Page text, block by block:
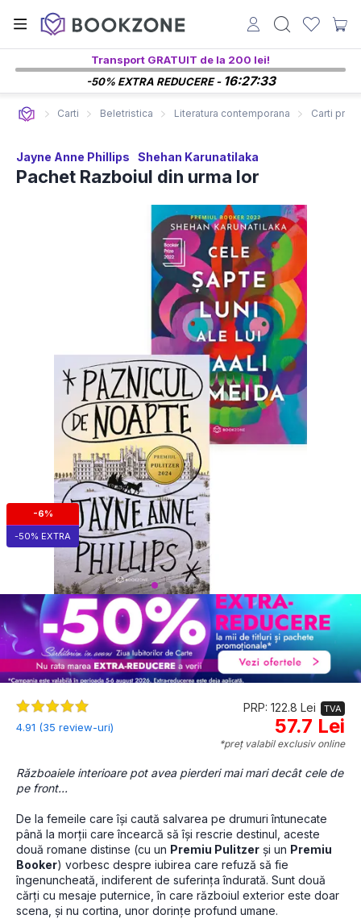
Transport GRATUIT de la 200 lei!
-50% EXTRA REDUCERE - 16:27:32
Carti Beletristica Literatura contemporana Carti
Jayne Anne Phillips Shehan Karunatilaka
Pachet Razboiul din urma lor
-6%
-50% EXTRA
4.91 (35 review-uri)
PRP: 122.8 Lei TVA
57.7 Lei
*preț valabil exclusiv online
Războaiele interioare pot avea pierderi mai mari decât cele de
pe front...
De la femeile care își caută salvarea pe drumuri întunecate
până la morții care încearcă să își rescrie destinul, aceste
două romane distinse (cu un Premiu Pulitzer și un Premiu
Booker) vorbesc despre iubirea care refuză să fie
îngenuncheată, indiferent de suferința îndurată. Sunt două
cărți cu mesaje puternice, în care războiul exterior este doar
scena, și nu cortina, unor dorințe profund umane.